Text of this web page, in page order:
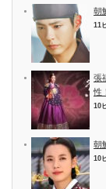
朝
11
張
性！
10
朝
10